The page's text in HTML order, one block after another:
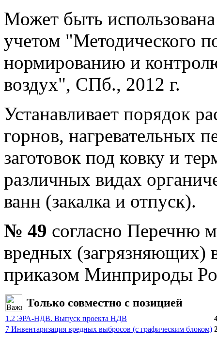
Может быть
учетом "Методического
нормированию и
воздух", СПб., 2012 г.
Устанавливает порядок
горнов, нагревательных
заготовок под ковку и
различных видах
ванн (закалка и отпуск).
№ 49 согласно Перечню
вредных (загрязняющих)
приказом Минприроды
Только совместно с позицией
1.2 ЭРА-НДВ. Выпуск проекта НДВ
7 Инвентаризация вредных выбросов (с графическим блоком)